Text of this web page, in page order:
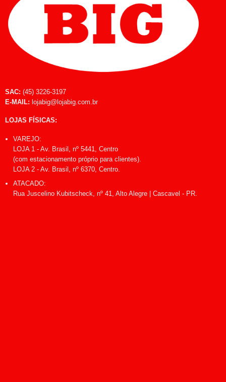
SAC: (45) 3226-3197
E-MAIL: lojabig@lojabig.com.br
LOJAS FÍSICAS:
VAREJO:
LOJA 1 - Av. Brasil, nº 5441, Centro
(com estacionamento próprio para clientes).
LOJA 2 - Av. Brasil, nº 6370, Centro.
ATACADO:
Rua Juscelino Kubitscheck, nº 41, Alto Alegre | Cascavel - PR.